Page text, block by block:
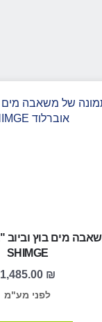
SHIMGE
1,485.00 ₪
לפני מע"מ